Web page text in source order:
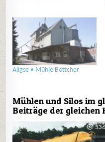
Aligse • Mühle Böttcher
Mühlen und Silos im
Beiträge der gleichen
0 536